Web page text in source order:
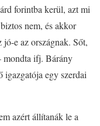
forintba kerül, azt mi
nem, és akkor
e az országnak. Sőt,
mondta ifj. Bárány
egy szerdai
azért állítanák le a